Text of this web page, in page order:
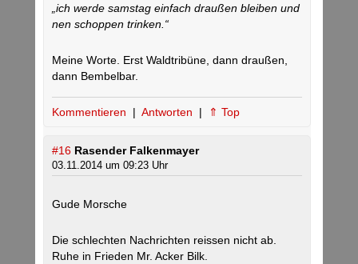
„ich werde samstag einfach draußen bleiben und
nen schoppen trinken.“
Meine Worte. Erst Waldtribüne, dann draußen,
dann Bembelbar.
Kommentieren | Antworten | ⇑ Top
#16 Rasender Falkenmayer
03.11.2014 um 09:23 Uhr
Gude Morsche
Die schlechten Nachrichten reissen nicht ab.
Ruhe in Frieden Mr. Acker Bilk.